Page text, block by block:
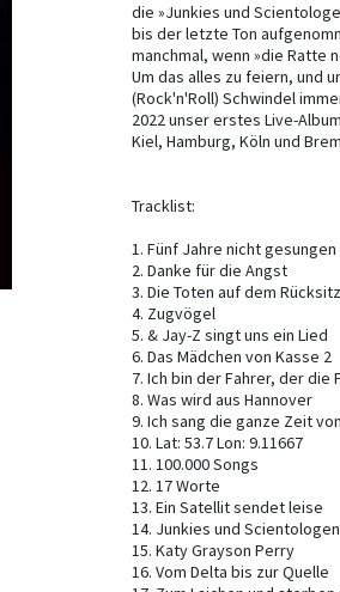
die »Junkies und
bis der letzte Ton
manchmal, wenn »die Ratte
Um das alles zu feiern, und
(Rock'n'Roll) Schwindel
2022 unser erstes Live-
Kiel, Hamburg, Köln und
Tracklist:
1. Fünf Jahre nicht gesungen
2. Danke für die Angst
3. Die Toten auf dem Rücksitz
4. Zugvögel
5. & Jay-Z singt uns ein Lied
6. Das Mädchen von Kasse 2
7. Ich bin der Fahrer, der die
8. Was wird aus Hannover
9. Ich sang die ganze Zeit
10. Lat: 53.7 Lon: 9.11667
11. 100.000 Songs
12. 17 Worte
13. Ein Satellit sendet leise
14. Junkies und Scientologen
15. Katy Grayson Perry
16. Vom Delta bis zur Quelle